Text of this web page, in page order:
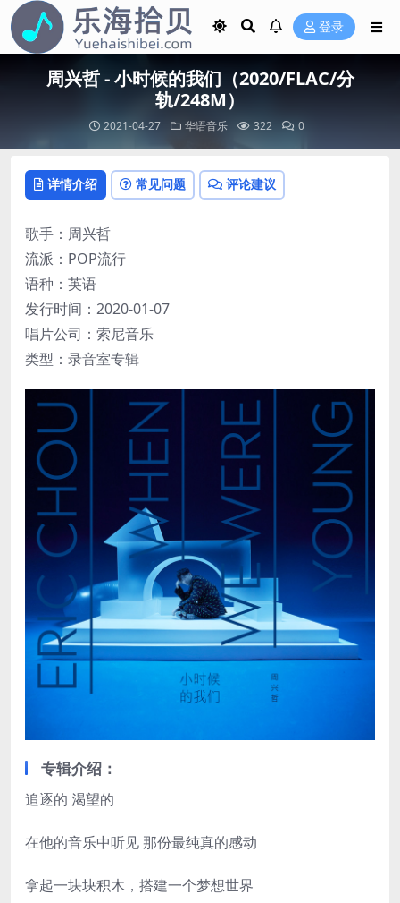
登录
周兴哲 - 小时候的我们（2020/FLAC/分
轨/248M）
2021-04-27 华语音乐 322 0
详情介绍 常见问题 评论建议
歌手：周兴哲
流派：POP流行
语种：英语
发行时间：2020-01-07
唱片公司：索尼音乐
类型：录音室专辑
专辑介绍：
追逐的 渴望的
在他的音乐中听见 那份最纯真的感动
拿起一块块积木，搭建一个梦想世界